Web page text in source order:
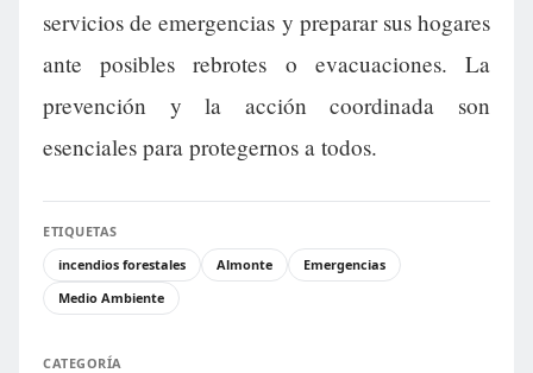
servicios de emergencias y preparar sus hogares
ante posibles rebrotes o evacuaciones. La
prevención y la acción coordinada son
esenciales para protegernos a todos.
ETIQUETAS
incendios forestales
Almonte
Emergencias
Medio Ambiente
CATEGORÍA